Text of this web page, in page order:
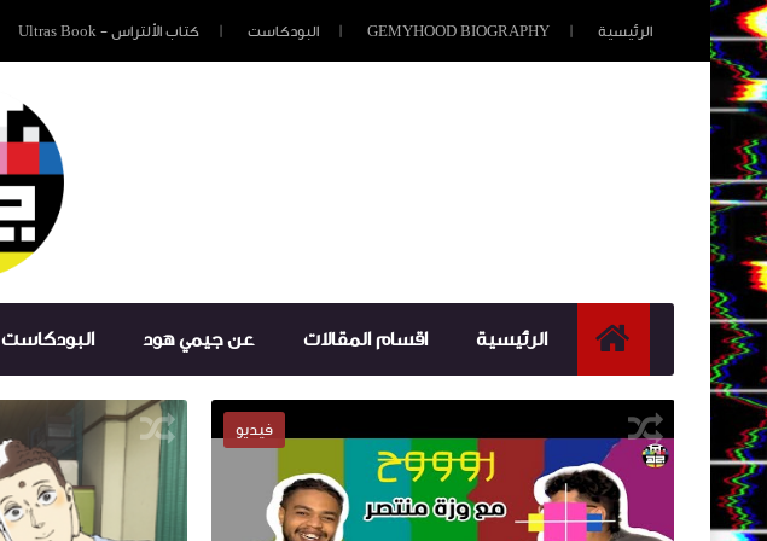
الرئيسية GEMYHOOD BIOGRAPHY البودكاست كتاب الألتراس - Ultras Book
الرئيسية اقسام المقالات عن جيمي هود البودكاست
فيديو Manga